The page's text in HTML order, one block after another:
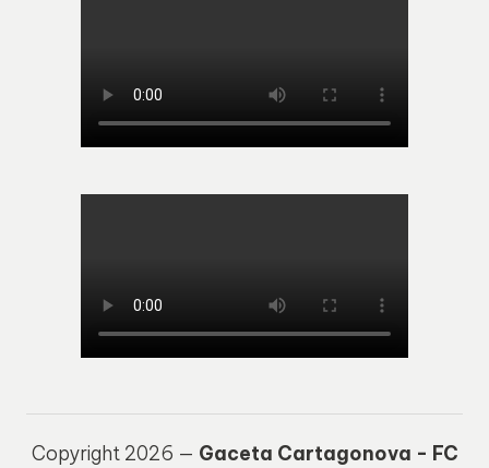
Copyright 2026 — Gaceta Cartagonova - FC